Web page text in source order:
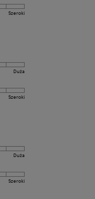
Szeroki
Duża
Szeroki
Duża
Szeroki